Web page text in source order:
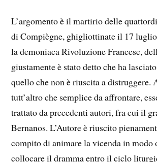
L’argomento è il martirio delle
di Compiègne, ghigliottinate il 17
la demoniaca Rivoluzione Francese,
giustamente è stato detto che ha
quello che non è riuscita a distruggere.
tutt’altro che semplice da affrontare,
trattato da precedenti autori, fra cui il
Bernanos. L’Autore è riuscito
compito di animare la vicenda in modo
collocare il dramma entro il ciclo